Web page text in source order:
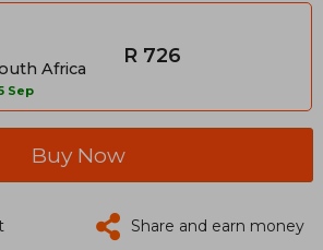
Africa
Sep
R 726
Buy Now
Share and earn money